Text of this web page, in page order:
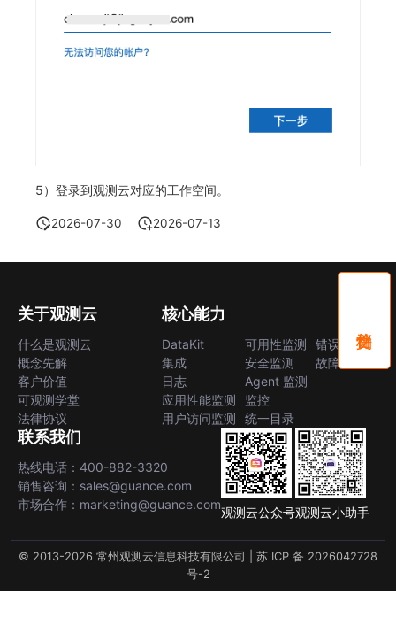
5）登录到观测云对应的工作空间。
2026-07-30 2026-07-13
关于观测云
什么是观测云
概念先解
客户价值
可观测学堂
法律协议
核心能力
DataKit
集成
日志
应用性能监测
用户访问监测
可用性监测
安全监测
Agent 监测
监控
统一目录
错误中心
故障中心
联系我们
热线电话：400-882-3320
销售咨询：sales@guance.com
市场合作：marketing@guance.com
观测云公众号观测云小助手
© 2013-2026 常州观测云信息科技有限公司 | 苏 ICP 备 2026042728
号-2